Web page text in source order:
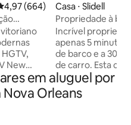
de uma avaliação média de
4,97 (664)
New
na
frontal
Casa ⋅ Slidell
Propriedade à
deslumbrante
Incrível
apenas 5
de barco e a 30
de carro. Esta casa incrível tem vistas
panorâmicas em
varanda com
sobre a água,
em aluguel por
Orleans